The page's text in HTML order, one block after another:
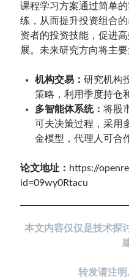
课程学习方案通过简单
练，从而提升投资组合
资者的投资技能，促进
展。未来研究方向将主
机构交易：研究机构
策略，利用季度持仓
多智能体系统：将股
可夫决策过程，采用
金模型，代理人可合
论文地址： https://
id=09wy0Rtacu
本文内容仅仅是技术探
转发请注明